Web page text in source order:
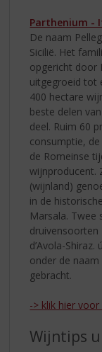
Parthenium -
De naam
Sicilië. Het
opgericht door
uitgegroeid tot
400 hectare
beste delen
deel. Ruim 60
consumptie,
de Romeinse
wijnproducent.
(wijnland)
in de
Marsala. Twee
druivensoorten
d’Avola-
onder de
gebracht.
-> klik hier
Wijntips